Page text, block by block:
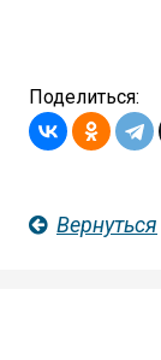
Поделиться:
Вернуться